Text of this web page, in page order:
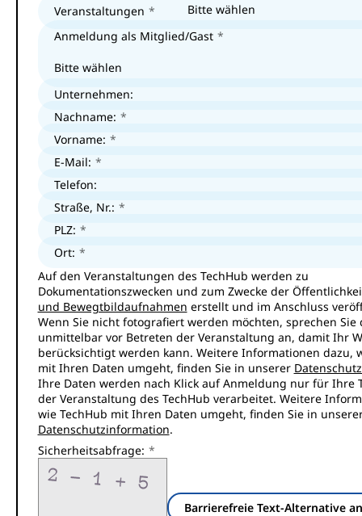
Veranstaltungen
Bitte wählen
Anmeldung als Mitglied/Gast
Bitte wählen
Unternehmen:
Nachname:
Vorname:
E-Mail:
Telefon:
Straße, Nr.:
PLZ:
Ort:
Auf den Veranstaltungen des TechHub werden zu
Dokumentationszwecken und zum Zwecke der
und Bewegtbildaufnahmen erstellt und im Anschluss
Wenn Sie nicht fotografiert werden möchten, sprechen Sie
unmittelbar vor Betreten der Veranstaltung an, damit Ihr
berücksichtigt werden kann. Weitere Informationen dazu,
mit Ihren Daten umgeht, finden Sie in unserer
Ihre Daten werden nach Klick auf Anmeldung nur für Ihre
der Veranstaltung des TechHub verarbeitet. Weitere
wie TechHub mit Ihren Daten umgeht, finden Sie in
Datenschutzinformation.
Sicherheitsabfrage:
Barrierefreie Text-Alternative